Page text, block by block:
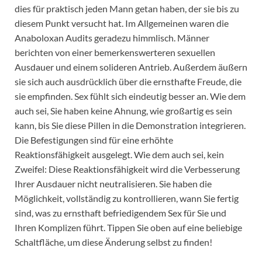
dies für praktisch jeden Mann getan haben, der sie bis zu
diesem Punkt versucht hat. Im Allgemeinen waren die
Anaboloxan Audits geradezu himmlisch. Männer
berichten von einer bemerkenswerteren sexuellen
Ausdauer und einem solideren Antrieb. Außerdem äußern
sie sich auch ausdrücklich über die ernsthafte Freude, die
sie empfinden. Sex fühlt sich eindeutig besser an. Wie dem
auch sei, Sie haben keine Ahnung, wie großartig es sein
kann, bis Sie diese Pillen in die Demonstration integrieren.
Die Befestigungen sind für eine erhöhte
Reaktionsfähigkeit ausgelegt. Wie dem auch sei, kein
Zweifel: Diese Reaktionsfähigkeit wird die Verbesserung
Ihrer Ausdauer nicht neutralisieren. Sie haben die
Möglichkeit, vollständig zu kontrollieren, wann Sie fertig
sind, was zu ernsthaft befriedigendem Sex für Sie und
Ihren Komplizen führt. Tippen Sie oben auf eine beliebige
Schaltfläche, um diese Änderung selbst zu finden!